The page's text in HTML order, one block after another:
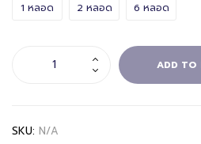
1 หลอด 2 หลอด 6 หลอด
ADD TO
SKU: N/A